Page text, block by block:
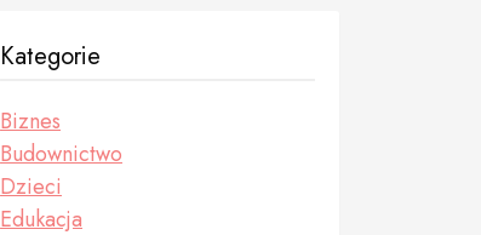
Kategorie
Biznes
Budownictwo
Dzieci
Edukacja